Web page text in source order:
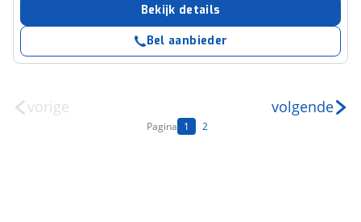
Bekijk details
Bel aanbieder
vorige
Pagina 1 2
volgende